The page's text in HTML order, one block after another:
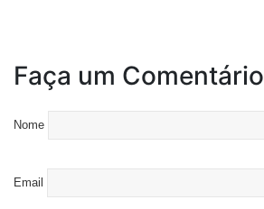
Faça um Comentário
Nome
Email